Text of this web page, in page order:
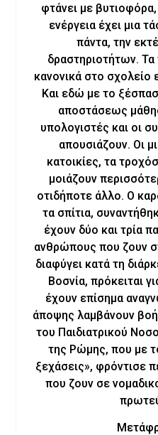
φτάνει με
ενέργεια έχει μια
πάντα, την
δραστηριοτήτων. Τα
κανονικά στο σχολείο
Και εδώ με το
αποστάσεως
υπολογιστές και οι
απουσιάζουν. Οι
κατοικίες, τα
μοιάζουν
οτιδήποτε άλλο. Ο
τα σπίτια,
έχουν δύο και τρία
ανθρώπους που ζουν
διαφύγει κατά τη
Βοσνία, πρόκειται
έχουν επίσημα
άποψης λαμβάνουν
του Παιδιατρικού
της Ρώμης, που με
ξεχάσεις», φρόντισε
που ζουν σε